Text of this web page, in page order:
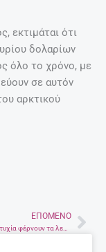
εκτιμάται ότι
δολαρίων
όλο το χρόνο, με
σε αυτόν
αρκτικού
ΕΠΌΜΕΝΟ
Τελικά πόση ευτυχία φέρνουν τα λεφτά; Έρευνα απαντά